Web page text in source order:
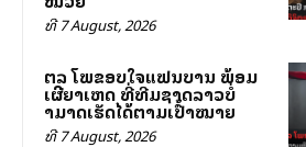
ທີ 7 August, 2026
ສຕລ ໂພສຂອບໃຈແຟນບານ ພ້ອມ
ເຜີຍສາເຫດ ທີ່ທີມຊາດລາວບໍ່
ສາມາດເຮັດໄດ້ຕາມເປົ້າໝາຍ
ທີ 7 August, 2026